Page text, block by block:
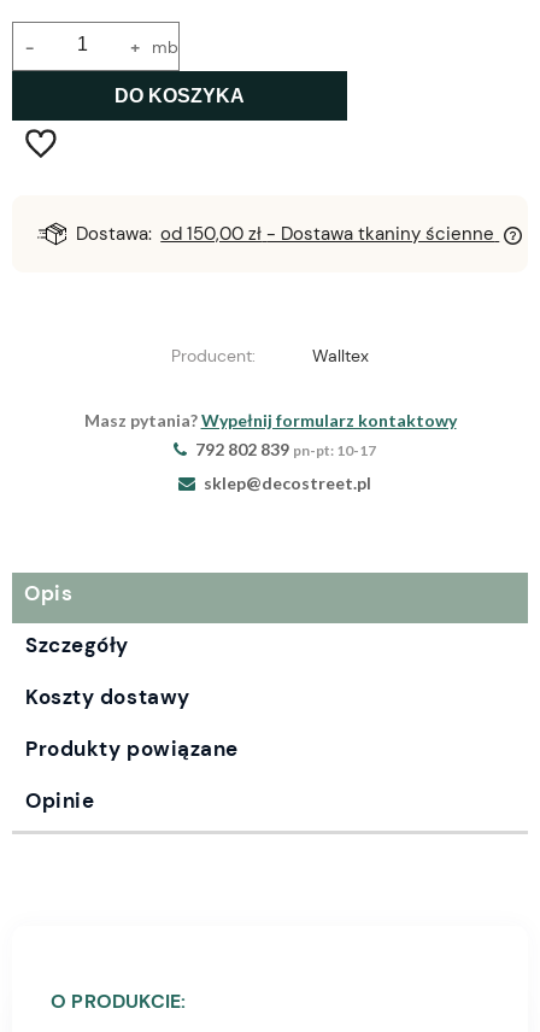
+
- mb
DO KOSZYKA
Dostawa: od 150,00 zł - Dostawa tkaniny ścienne
Producent: Walltex
Masz pytania?Wypełnij formularz kontaktowy
792 802 839 pn-pt: 10-17
sklep@decostreet.pl
Opis
Szczegóły
Koszty dostawy
Produkty powiązane
Opinie
O PRODUKCIE: